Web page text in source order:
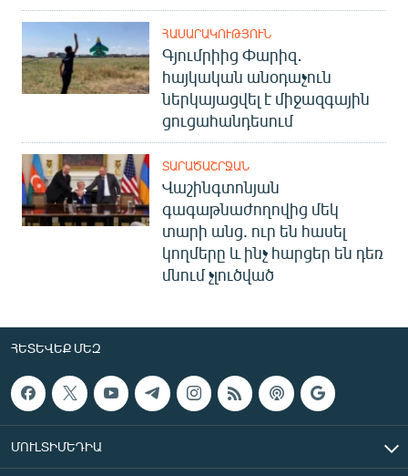
ՀԱՍԱՐԱԿՈՒԹՅՈՒՆ
Գյումրիից Փարիզ․
հայկական անօդաչուն
ներկայացվել է միջազգային
ցուցահանդեսում
ՏԱՐԱԾԱՇՐՋԱՆ
Վաշինգտոնյան
գագաթնաժողովից մեկ
տարի անց. ուր են հասել
կողմերը և ինչ հարցեր են դեռ
մնում չլուծված
ՀԵՏԵՎԵՔ ՄԵԶ
ՄՈՒԼՏԻՄԵԴԻԱ